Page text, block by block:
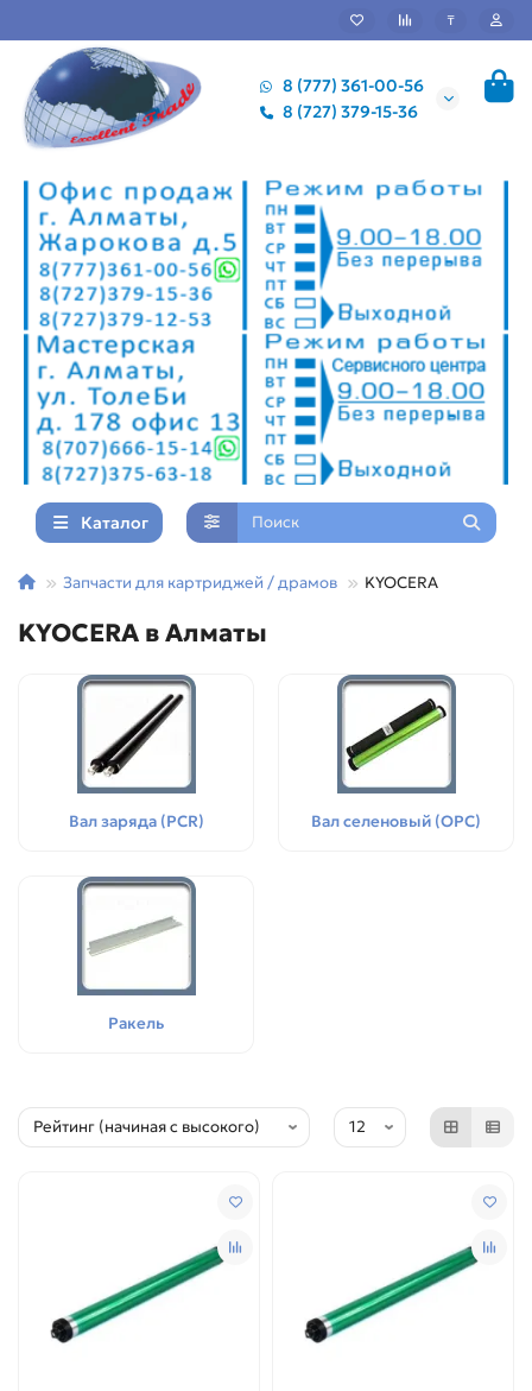
₸
8 (777) 361-00-56
8 (727) 379-15-36
Каталог
Запчасти для картриджей / драмов KYOCERA
KYOCERA в Алматы
Вал заряда (PCR) Вал селеновый (OPC)
Ракель